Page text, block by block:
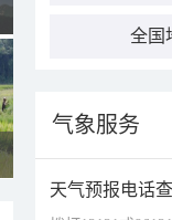
全国
气象服务
天气预报电话